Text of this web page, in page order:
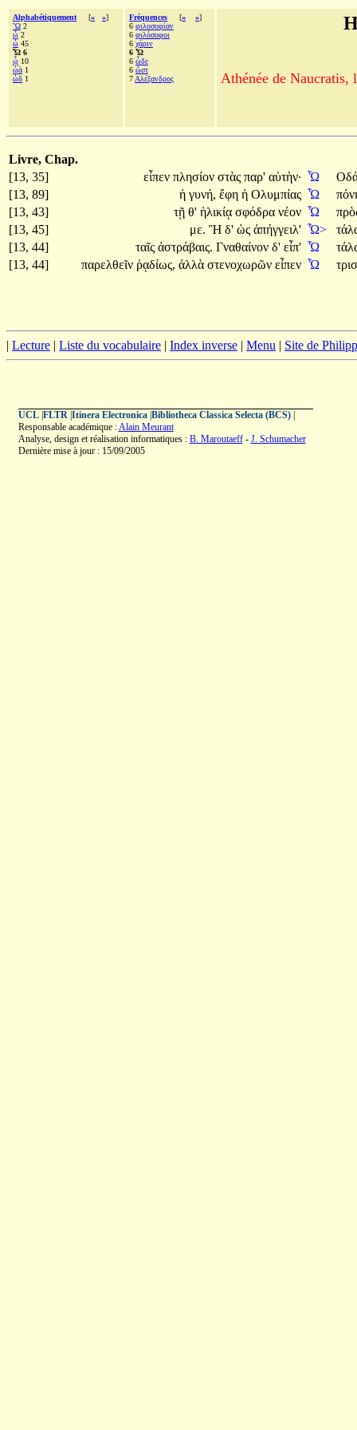
Alphabétiquement [« »]
Ὢ 2
ᾦ 2
ὦ 45
Ὦ 6
ᾧ 10
ᾠὰ 1
ὧδ 1
Fréquences [« »]
6 φιλοσοφίαν
6 φιλόσοφοι
6 χάριν
6 Ὦ
6 ὧδε
6 ὥστ
7 Αλέξανδρος Athénée de Naucratis,
Livre, Chap.
[13, 35]
εἶπεν πλησίον στὰς παρ' αὐτὴν· Ὦ
[13, 89]
ἡ γυνή, ἔφη ἡ Ολυμπίας Ὦ
[13, 43]
τῇ θ' ἡλικίᾳ σφόδρα νέον Ὦ
[13, 45]
με. Ἣ δ' ὡς ἀπήγγειλ' Ὦ>
[13, 44]
ταῖς ἀστράβαις. Γναθαίνον δ' εἶπ' Ὦ
[13, 44]
παρελθεῖν ῥᾳδίως, ἀλλὰ στενοχωρῶν εἶπεν Ὦ
| Lecture | Liste du vocabulaire | Index inverse | Menu | Site de
UCL| FLTR| Itinera Electronica| Bibliotheca Classica Selecta (BCS)|
Responsable académique :Alain Meurant
Analyse, design et réalisation informatiques : B. Maroutaeff- J. Schumacher
Dernière mise à jour : 15/09/2005